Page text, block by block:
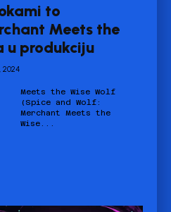
to
Meets the
u produkciju
Wise...